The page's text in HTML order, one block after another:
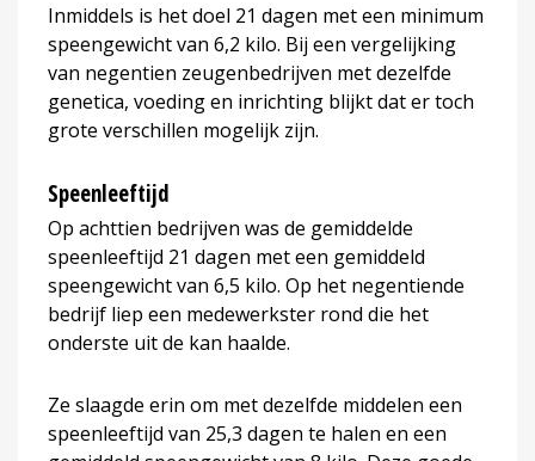
Inmiddels is het doel 21 dagen met een minimum
speengewicht van 6,2 kilo. Bij een vergelijking
van negentien zeugenbedrijven met dezelfde
genetica, voeding en inrichting blijkt dat er toch
grote verschillen mogelijk zijn.
Speenleeftijd
Op achttien bedrijven was de gemiddelde
speenleeftijd 21 dagen met een gemiddeld
speengewicht van 6,5 kilo. Op het negentiende
bedrijf liep een medewerkster rond die het
onderste uit de kan haalde.
Ze slaagde erin om met dezelfde middelen een
speenleeftijd van 25,3 dagen te halen en een